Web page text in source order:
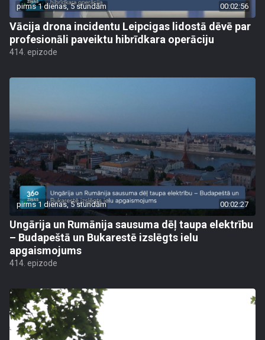
pirms 1 dienas, 5 stundām 00:02:56
Vācija drona incidentu Leipcigas lidostā dēvē par
profesionāli paveiktu hibrīdkara operāciju
414. epizode
pirms 1 dienas, 5 stundām 00:02:27
Ungārija un Rumānija sausuma dēļ taupa elektrību
– Budapeštā un Bukarestē izslēgts ielu
apgaismojums
414. epizode